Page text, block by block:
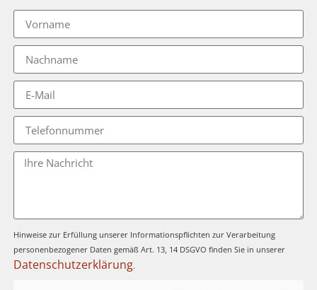
Hinweise zur Erfüllung unserer Informationspflichten zur Verarbeitung
personenbezogener Daten gemäß Art. 13, 14 DSGVO finden Sie in unserer
Datenschutzerklärung.